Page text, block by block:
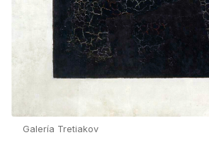
Galería Tretiakov